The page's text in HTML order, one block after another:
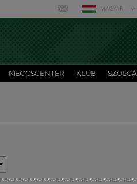
MAGYAR
MECCSCENTER KLUB